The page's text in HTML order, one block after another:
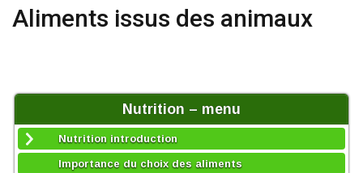
Aliments issus des animaux
Nutrition – menu
Nutrition introduction
Importance du choix des aliments